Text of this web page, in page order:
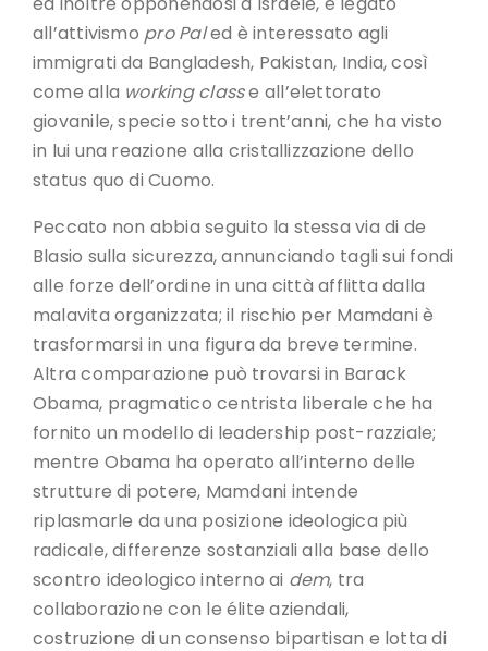
all’attivismo pro Paled è interessato agli
immigrati da Bangladesh, Pakistan, India, così
come alla working classe all’elettorato
giovanile, specie sotto i trent’anni, che ha visto
in lui una reazione alla cristallizzazione dello
status quo di Cuomo.
Peccato non abbia seguito la stessa via di de
Blasio sulla sicurezza, annunciando tagli sui fondi
alle forze dell’ordine in una città afflitta dalla
malavita organizzata; il rischio per Mamdani è
trasformarsi in una figura da breve termine.
Altra comparazione può trovarsi in Barack
Obama, pragmatico centrista liberale che ha
fornito un modello di leadership post-razziale;
mentre Obama ha operato all’interno delle
strutture di potere, Mamdani intende
riplasmarle da una posizione ideologica più
radicale, differenze sostanziali alla base dello
scontro ideologico interno ai dem, tra
collaborazione con le élite aziendali,
costruzione di un consenso bipartisan e lotta di